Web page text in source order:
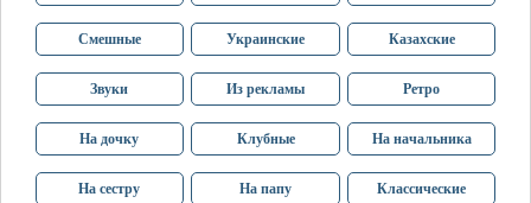
Смешные Украинские Казахские
Звуки Из рекламы Ретро
На дочку Клубные На начальника
На сестру На папу Классические